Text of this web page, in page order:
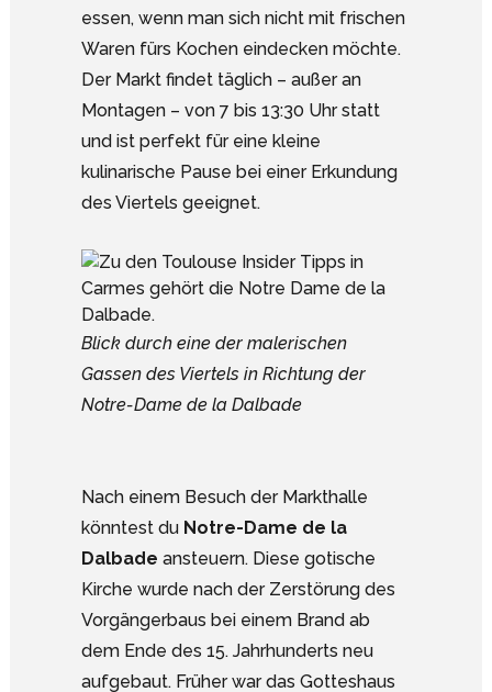
essen, wenn man sich nicht mit frischen
Waren fürs Kochen eindecken möchte.
Der Markt findet täglich – außer an
Montagen – von 7 bis 13:30 Uhr statt
und ist perfekt für eine kleine
kulinarische Pause bei einer Erkundung
des Viertels geeignet.
Blick durch eine der malerischen
Gassen des Viertels in Richtung der
Notre-Dame de la Dalbade
Nach einem Besuch der Markthalle
könntest du Notre-Dame de la
Dalbade ansteuern. Diese gotische
Kirche wurde nach der Zerstörung des
Vorgängerbaus bei einem Brand ab
dem Ende des 15. Jahrhunderts neu
aufgebaut. Früher war das Gotteshaus